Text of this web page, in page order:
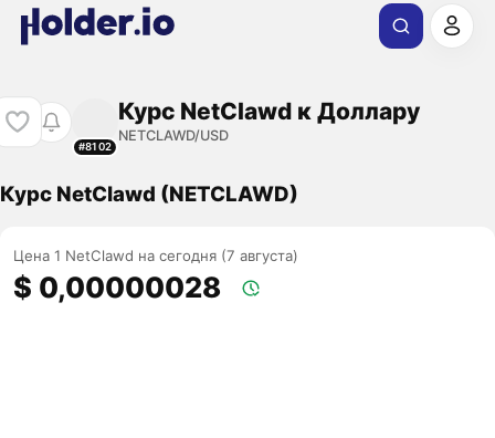
#8102
Курс NetClawd к Доллару
NETCLAWD/USD
Курс NetClawd (NETCLAWD)
Цена 1 NetClawd на сегодня (7 августа)
$ 0,00000028